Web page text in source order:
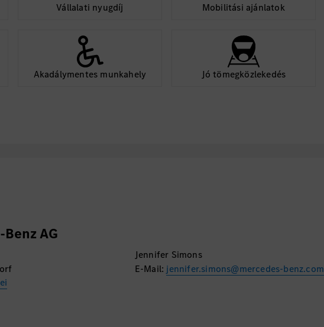
Vállalati nyugdíj Mobilitási ajánlatok
Akadálymentes munkahely Jó tömegközlekedés
AG
Jennifer Simons
E-Mail: jennifer.simons@mercedes-benz.com